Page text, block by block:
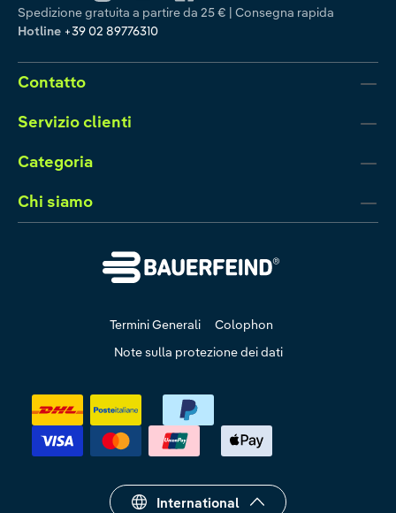
Spedizione gratuita a partire da 25 € | Consegna rapida
Hotline +39 02 89776310
Contatto
Servizio clienti
Categoria
Chi siamo
Termini Generali
Colophon
Note sulla protezione dei dati
International